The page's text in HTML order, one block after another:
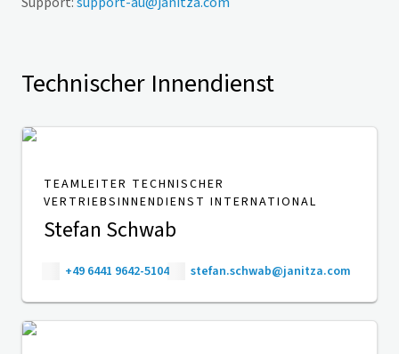
Technischer Innendienst
TEAMLEITER TECHNISCHER
VERTRIEBSINNENDIENST INTERNATIONAL
Stefan Schwab
+49 6441 9642-5104 stefan.schwab@janitza.com